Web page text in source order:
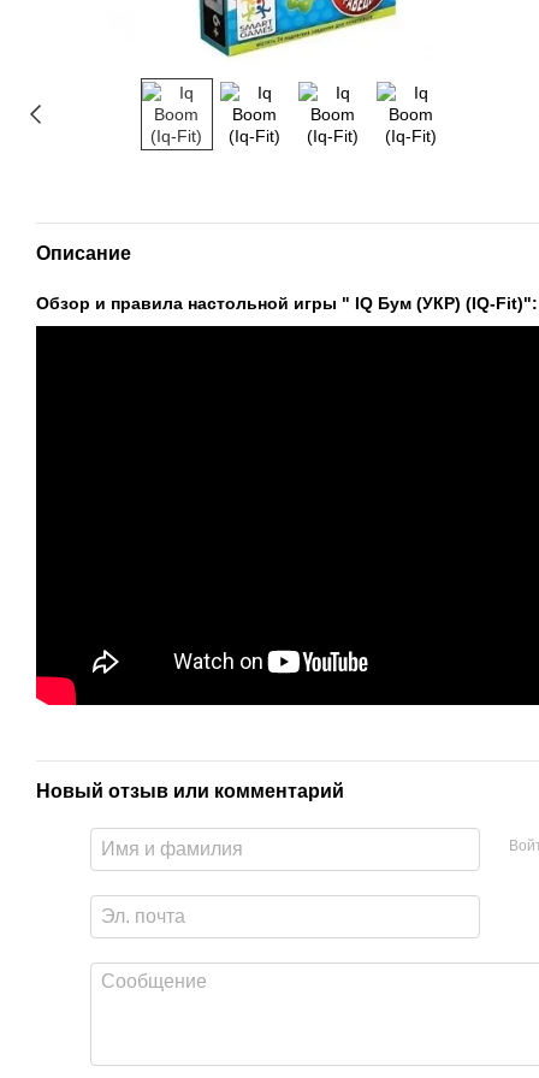
Описание
Обзор и правила настольной игры " IQ Бум (УКР) (IQ-Fit)":
Новый отзыв или комментарий